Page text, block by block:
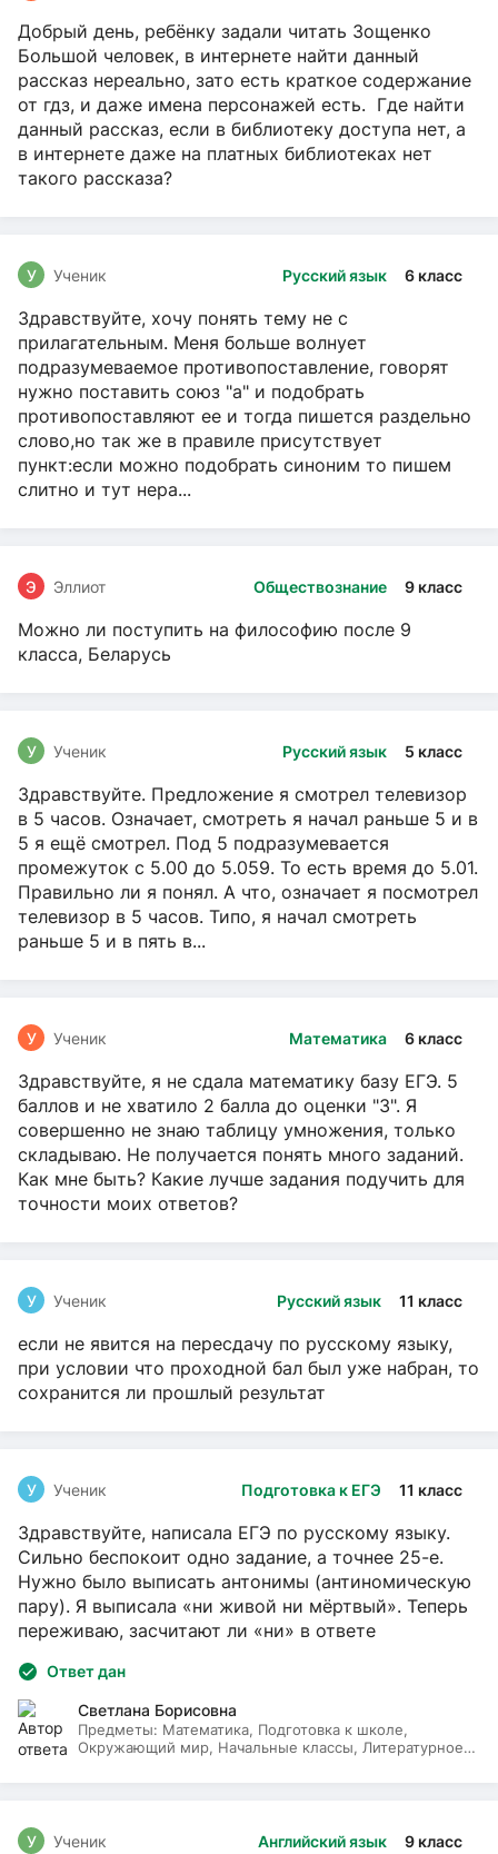
Добрый день, ребёнку задали читать Зощенко
Большой человек, в интернете найти данный
рассказ нереально, зато есть краткое содержание
от гдз, и даже имена персонажей есть. Где найти
данный рассказ, если в библиотеку доступа нет, а
в интернете даже на платных библиотеках нет
такого рассказа?
Русский язык 6 класс
У Ученик
Здравствуйте, хочу понять тему не с
прилагательным. Меня больше волнует
подразумеваемое противопоставление, говорят
нужно поставить союз "а" и подобрать
противопоставляют ее и тогда пишется раздельно
слово,но так же в правиле присутствует
пункт:если можно подобрать синоним то пишем
слитно и тут нера...
Обществознание 9 класс
Э Эллиот
Можно ли поступить на философию после 9
класса, Беларусь
Русский язык 5 класс
У Ученик
Здравствуйте. Предложение я смотрел телевизор
в 5 часов. Означает, смотреть я начал раньше 5 и в
5 я ещё смотрел. Под 5 подразумевается
промежуток с 5.00 до 5.059. То есть время до 5.01.
Правильно ли я понял. А что, означает я посмотрел
телевизор в 5 часов. Типо, я начал смотреть
раньше 5 и в пять в...
Математика 6 класс
У Ученик
Здравствуйте, я не сдала математику базу ЕГЭ. 5
баллов и не хватило 2 балла до оценки "3". Я
совершенно не знаю таблицу умножения, только
складываю. Не получается понять много заданий.
Как мне быть? Какие лучше задания подучить для
точности моих ответов?
Русский язык 11 класс
У Ученик
если не явится на пересдачу по русскому языку,
при условии что проходной бал был уже набран, то
сохранится ли прошлый результат
Подготовка к ЕГЭ 11 класс
У Ученик
Здравствуйте, написала ЕГЭ по русскому языку.
Сильно беспокоит одно задание, а точнее 25-е.
Нужно было выписать антонимы (антиномическую
пару). Я выписала «ни живой ни мёртвый». Теперь
переживаю, засчитают ли «ни» в ответе
Ответ дан
Светлана Борисовна
Предметы: Математика, Подготовка к школе,
Окружающий мир, Начальные классы, Литературное
Английский язык 9 класс
У Ученик